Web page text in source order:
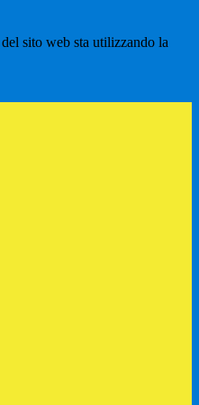
sito web sta utilizzando la